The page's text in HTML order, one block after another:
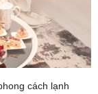
cách lạnh